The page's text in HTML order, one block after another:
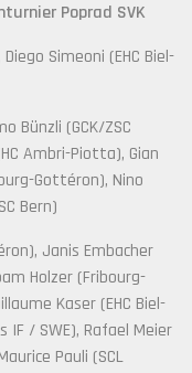
Poprad SVK
Simeoni (EHC Biel-
Bünzli (GCK/ZSC
Ambri-Piotta), Gian
Gottéron), Nino
Bern)
Janis Embacher
Holzer (Fribourg-
Kaser (EHC Biel-
IF / SWE), Rafael Meier
Pauli (SCL